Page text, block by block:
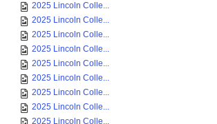
2025 Lincoln Colle...
2025 Lincoln Colle...
2025 Lincoln Colle...
2025 Lincoln Colle...
2025 Lincoln Colle...
2025 Lincoln Colle...
2025 Lincoln Colle...
2025 Lincoln Colle...
2025 Lincoln Colle...